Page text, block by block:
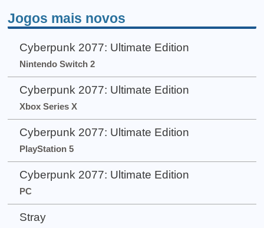
Jogos mais novos
Cyberpunk 2077: Ultimate Edition
Nintendo Switch 2
Cyberpunk 2077: Ultimate Edition
Xbox Series X
Cyberpunk 2077: Ultimate Edition
PlayStation 5
Cyberpunk 2077: Ultimate Edition
PC
Stray